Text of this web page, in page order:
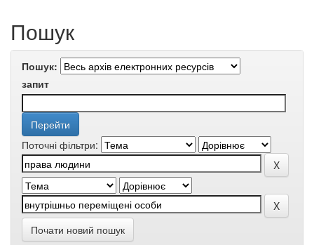
Пошук
Пошук:
запит
Поточні фільтри:
Почати новий пошук